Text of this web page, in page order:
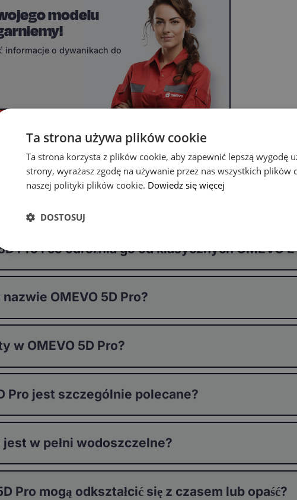
modelu
informacje o dywanikach do
Pro i co odróżnia go od klasycznych OMEVO
OMEVO 5D Pro?
w OMEVO 5D Pro?
Pro jest szczególnie polecane?
jest w pełni wodoszczelne?
Pro mogą odkształcić się z czasem lub opaść?
Ta strona używa plików cookie
Ta strona korzysta z plików cookie, aby zapewnić lepszą wygodę
strony, wyrażasz zgodę na używanie przez nas wszystkich plików
naszej polityki plików cookie. Dowiedz się więcej
DOSTOSUJ